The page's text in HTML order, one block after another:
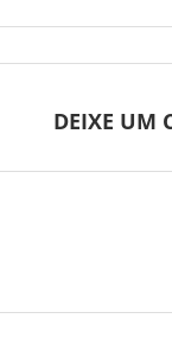
DEIXE UM